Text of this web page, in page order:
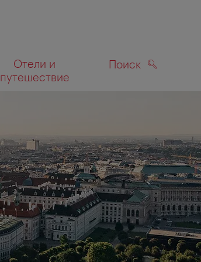
Отели и
путешествие
Поиск